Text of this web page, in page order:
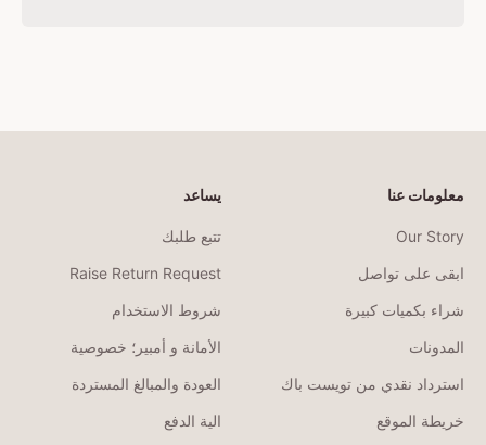
معلومات عنا
Our Story
ابقى على تواصل
شراء بكميات كبيرة
المدونات
استرداد نقدي من تويست باك
خريطة الموقع
يساعد
تتبع طلبك
Raise Return Request
شروط الاستخدام
الأمانة و أمبير؛ خصوصية
العودة والمبالغ المستردة
الية الدفع